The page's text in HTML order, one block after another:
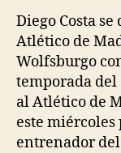
Diego Costa
Atlético de
Wolfsburgo
temporada
al Atlético de
este miércoles
entrenador